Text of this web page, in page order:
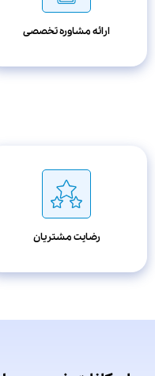
ارائه مشاوره تخصصی
رضایت مشتریان